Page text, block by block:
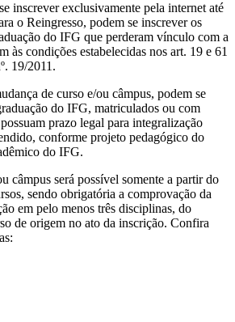
inscrever exclusivamente pela internet até
o Reingresso, podem se inscrever os
do IFG que perderam vínculo com a
às condições estabelecidas nos art. 19 e 61
19/2011.
de curso e/ou câmpus, podem se
do IFG, matriculados ou com
prazo legal para integralização
conforme projeto pedagógico do
do IFG.
câmpus será possível somente a partir do
sendo obrigatória a comprovação da
em pelo menos três disciplinas, do
de origem no ato da inscrição. Confira